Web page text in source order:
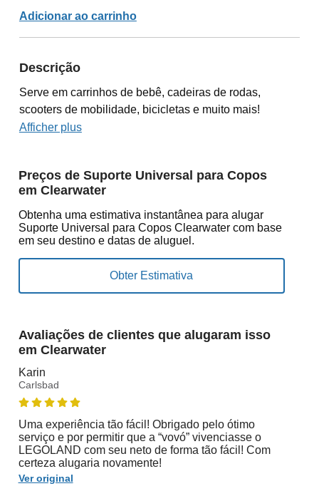
Adicionar ao carrinho
Descrição
Serve em carrinhos de bebê, cadeiras de rodas,
scooters de mobilidade, bicicletas e muito mais!
Afficher plus
Preços de Suporte Universal para Copos
em Clearwater
Obtenha uma estimativa instantânea para alugar
Suporte Universal para Copos Clearwater com base
em seu destino e datas de aluguel.
Avaliações de clientes que alugaram isso
em Clearwater
Karin
Carlsbad
Uma experiência tão fácil! Obrigado pelo ótimo
serviço e por permitir que a “vovó” vivenciasse o
LEGOLAND com seu neto de forma tão fácil! Com
certeza alugaria novamente!
Ver original